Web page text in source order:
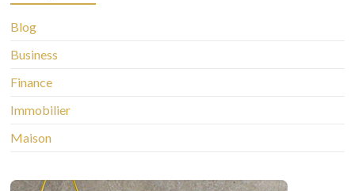
Blog
Business
Finance
Immobilier
Maison